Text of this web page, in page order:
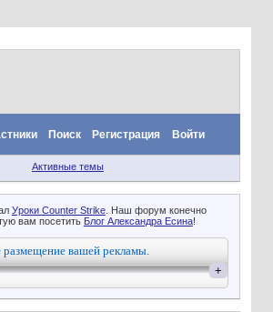
Поиск Регистрация Войти
Активные темы
Уроки Counter Strike. Наш форум конечно
вам посетить Блог Александра Есина!
вашей рекламы.
+